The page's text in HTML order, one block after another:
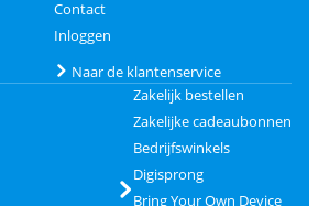
Contact
Inloggen
Naar de klantenservice
Zakelijk bestellen
Zakelijke cadeaubonnen
Bedrijfswinkels
Digisprong
Bring Your Own Device